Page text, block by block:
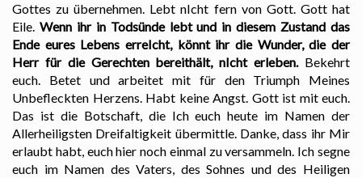
Gottes zu übernehmen. Lebt nIcht fern von Gott. Gott hat
Eile. Wenn ihr in Todsünde lebt und in diesem Zustand das
Ende eures Lebens erreIcht, könnt ihr die Wunder, die der
Herr für die Gerechten bereithält, nIcht erleben.Bekehrt
euch. Betet und arbeitet mit für den Triumph Meines
Unbefleckten Herzens. Habt keine Angst. Gott ist mit euch.
Das ist die Botschaft, die Ich euch heute im Namen der
Allerheiligsten Dreifaltigkeit übermittle. Danke, dass ihr Mir
erlaubt habt, euch hier noch einmal zu versammeln. Ich segne
euch im Namen des Vaters, des Sohnes und des Heiligen